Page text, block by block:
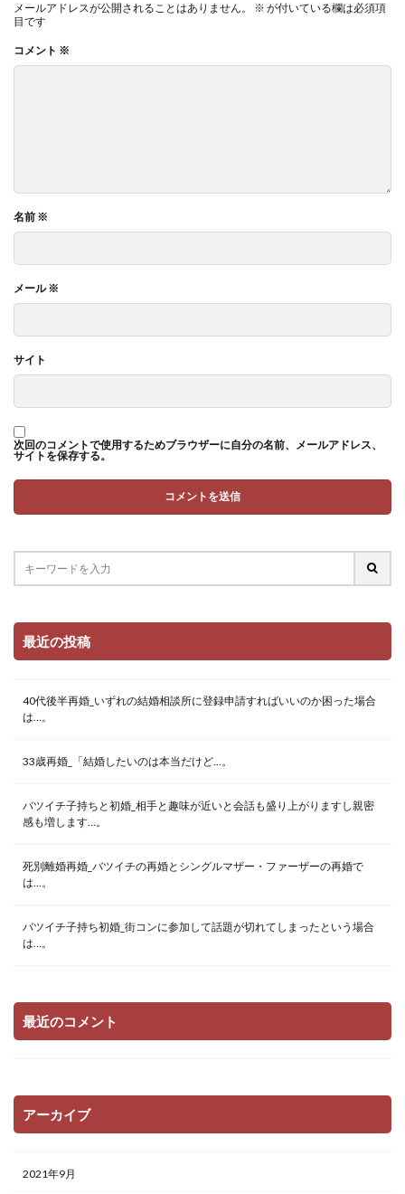
メールアドレスが公開されることはありません。 ※ が付いている欄は必須項
目です
コメント ※
名前 ※
メール※
サイト
次回のコメントで使用するためブラウザーに自分の名前、メールアドレス、
サイトを保存する。
最近の投稿
40代後半再婚_いずれの結婚相談所に登録申請すればいいのか困った場合
は…。
33歳再婚_「結婚したいのは本当だけど…。
バツイチ子持ちと初婚_相手と趣味が近いと会話も盛り上がりますし親密
感も増します…。
死別離婚再婚_バツイチの再婚とシングルマザー・ファーザーの再婚で
は…。
バツイチ子持ち初婚_街コンに参加して話題が切れてしまったという場合
は…。
最近のコメント
アーカイブ
2021年9月